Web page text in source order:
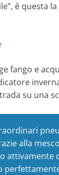
è questa
fango e
su una
alla
attivamente